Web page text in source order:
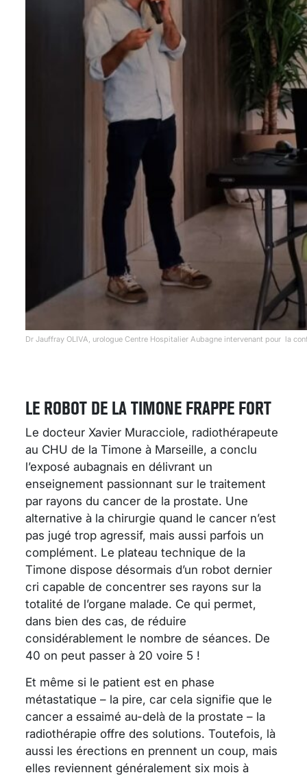
Dr Jauffray OLIVA, urologue Centre Hospitalier Aubagne intervenant pour la
LE ROBOT DE LA TIMONE FRAPPE FORT
Le docteur Xavier Muracciole, radiothérapeute
au CHU de la Timone à Marseille, a conclu
l’exposé aubagnais en délivrant un
enseignement passionnant sur le traitement
par rayons du cancer de la prostate. Une
alternative à la chirurgie quand le cancer n’est
pas jugé trop agressif, mais aussi parfois un
complément. Le plateau technique de la
Timone dispose désormais d’un robot dernier
cri capable de concentrer ses rayons sur la
totalité de l’organe malade. Ce qui permet,
dans bien des cas, de réduire
considérablement le nombre de séances. De
40 on peut passer à 20 voire 5 !
Et même si le patient est en phase
métastatique – la pire, car cela signifie que le
cancer a essaimé au-delà de la prostate – la
radiothérapie offre des solutions. Toutefois, là
aussi les érections en prennent un coup, mais
elles reviennent généralement six mois à